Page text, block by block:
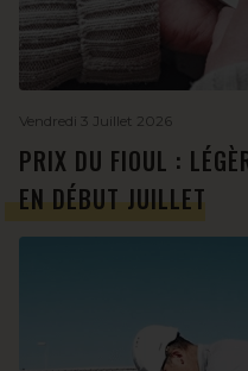
Vendredi 3 Juillet 2026
PRIX DU FIOUL :
EN DÉBUT JUILLET